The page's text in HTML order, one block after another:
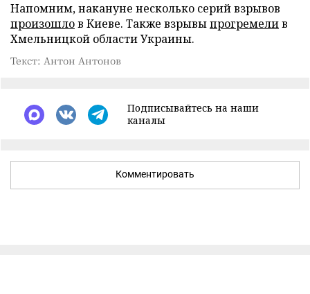
Напомним, накануне несколько серий взрывов
произошлов Киеве. Также взрывыпрогремелив
Хмельницкой области Украины.
Текст: Антон Антонов
Подписывайтесь на наши
каналы
Комментировать